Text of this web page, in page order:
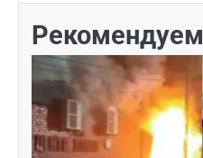
Рекомендуем